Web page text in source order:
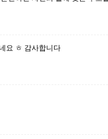
요 ㅎ 감사합니다